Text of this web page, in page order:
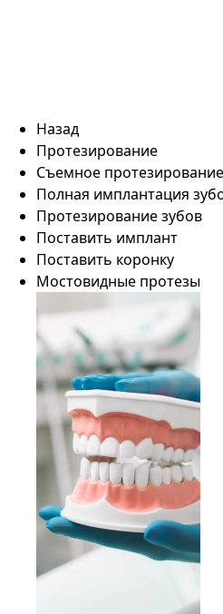
Назад
Протезирование
Съемное протезирование
Полная имплантация
Протезирование зубов
Поставить имплант
Поставить коронку
Мостовидные протезы